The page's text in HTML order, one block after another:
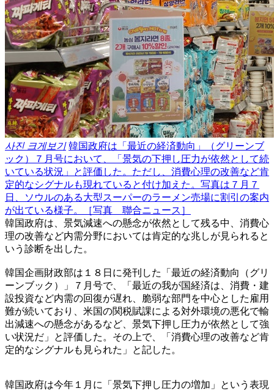
사진 크게보기 韓国政府は「最近の経済動向」（グリーンブ
ック）７月号において、「景気の下押し圧力が依然として続
いている状況」と評価した。ただし、消費心理の改善など肯
定的なシグナルも現れていると付け加えた。写真は７月７
日、ソウルのある大型スーパーのラーメン売場に割引の案内
が出ている様子。［写真 聯合ニュース］
韓国政府は、景気減速への懸念が依然として残る中、消費心
理の改善など内需分野においては肯定的な兆しが見られると
いう診断を出した。
韓国企画財政部は１８日に発刊した「最近の経済動向（グリ
ーンブック）」７月号で、「最近の我が国経済は、消費・建
設投資など内需の回復が遅れ、脆弱な部門を中心とした雇用
難が続いており、米国の関税賦課による対外環境の悪化で輸
出減速への懸念があるなど、景気下押し圧力が依然として強
い状況だ」と評価した。その上で、「消費心理の改善など肯
定的なシグナルも見られた」と記した。
韓国政府は今年１月に「景気下押し圧力の増加」という表現